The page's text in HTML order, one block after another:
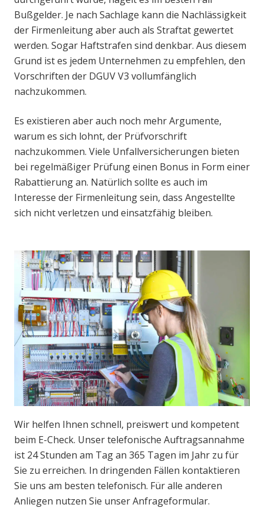
Bußgelder. Je nach Sachlage kann die Nachlässigkeit
der Firmenleitung aber auch als Straftat gewertet
werden. Sogar Haftstrafen sind denkbar. Aus diesem
Grund ist es jedem Unternehmen zu empfehlen, den
Vorschriften der DGUV V3 vollumfänglich
nachzukommen.
Es existieren aber auch noch mehr Argumente,
warum es sich lohnt, der Prüfvorschrift
nachzukommen. Viele Unfallversicherungen bieten
bei regelmäßiger Prüfung einen Bonus in Form einer
Rabattierung an. Natürlich sollte es auch im
Interesse der Firmenleitung sein, dass Angestellte
sich nicht verletzen und einsatzfähig bleiben.
Wir helfen Ihnen schnell, preiswert und kompetent
beim E-Check. Unser telefonische Auftragsannahme
ist 24 Stunden am Tag an 365 Tagen im Jahr zu für
Sie zu erreichen. In dringenden Fällen kontaktieren
Sie uns am besten telefonisch. Für alle anderen
Anliegen nutzen Sie unser Anfrageformular.